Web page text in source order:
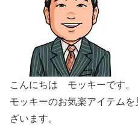
こんにちは モッキーです。
モッキーのお気楽アイテム
ざいます。